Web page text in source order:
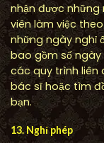
nhận được những
viên làm việc
những ngày nghỉ
bao gồm số
các quy trình liên
bác sĩ hoặc tìm
bạn.
13. Nghỉ phép